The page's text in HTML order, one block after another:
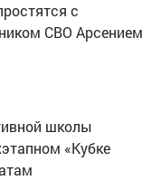
с
СВО Арсением
школы
«Кубке